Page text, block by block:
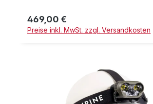
Regulärer Preis:
469,00 €
Preise inkl. MwSt. zzgl. Versandkosten